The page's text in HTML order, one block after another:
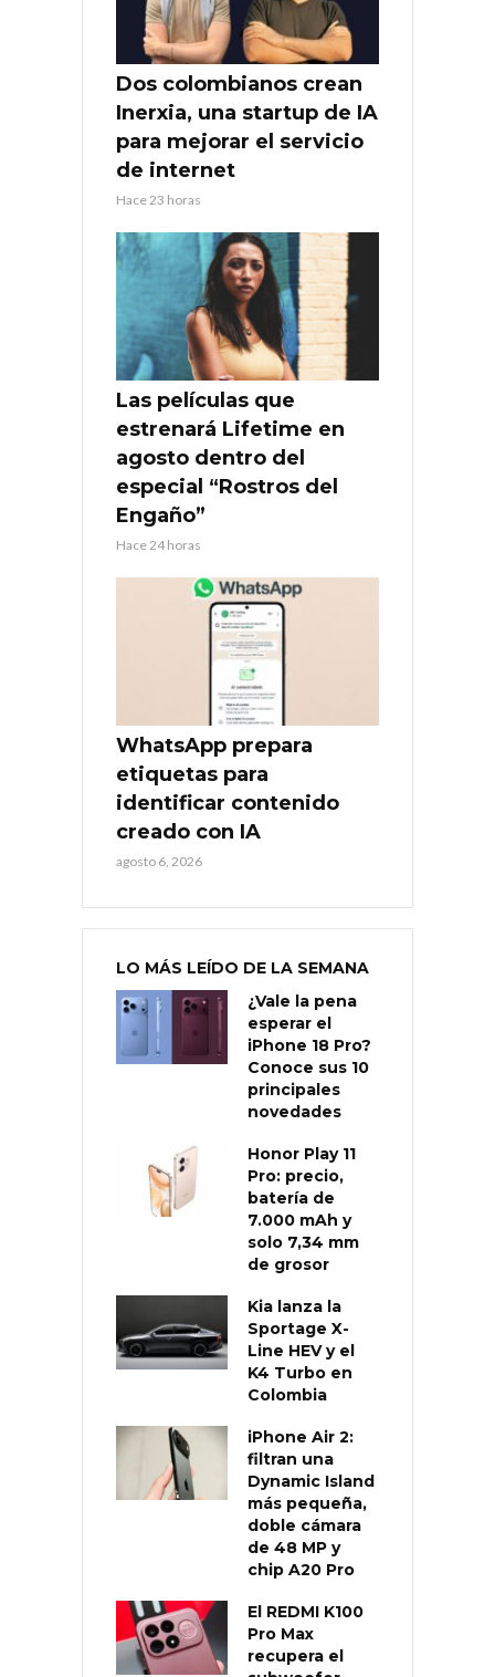
Dos colombianos crean
Inerxia, una startup de IA
para mejorar el servicio
de internet
Hace 23 horas
Las películas que
estrenará Lifetime en
agosto dentro del
especial “Rostros del
Engaño”
Hace 24 horas
WhatsApp prepara
etiquetas para
identificar contenido
creado con IA
agosto 6, 2026
LO MÁS LEÍDO DE LA SEMANA
¿Vale la pena
esperar el
iPhone 18 Pro?
Conoce sus 10
principales
novedades
Honor Play 11
Pro: precio,
batería de
7.000 mAh y
solo 7,34 mm
de grosor
Kia lanza la
Sportage X-
Line HEV y el
K4 Turbo en
Colombia
iPhone Air 2:
filtran una
Dynamic Island
más pequeña,
doble cámara
de 48 MP y
chip A20 Pro
El REDMI K100
Pro Max
recupera el